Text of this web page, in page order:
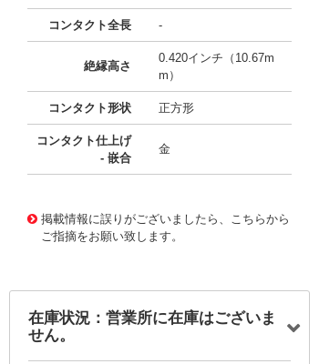
コンタクト全長 -
絶縁高さ
0.420インチ（10.67m
m）
コンタクト形状 正方形
コンタクト仕上げ
- 嵌合
金
掲載情報に誤りがございましたら、こちらから
ご指摘をお願い致します。
在庫状況：営業所に在庫はございま
せん。